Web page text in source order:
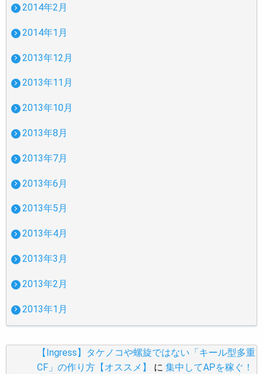
2014年2月
2014年1月
2013年12月
2013年11月
2013年10月
2013年8月
2013年7月
2013年6月
2013年5月
2013年4月
2013年3月
2013年2月
2013年1月
【Ingress】タケノコや螺旋ではない「キール型多重
CF」の作り方【オススメ】
に 集中してAPを稼ぐ！